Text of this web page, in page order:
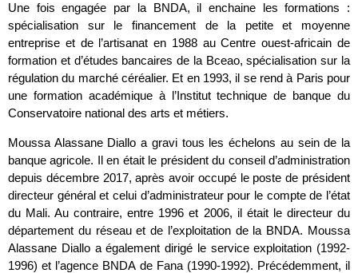
Une fois engagée par la BNDA, il enchaine les formations :
spécialisation sur le financement de la petite et moyenne
entreprise et de l’artisanat en 1988 au Centre ouest-africain de
formation et d’études bancaires de la Bceao, spécialisation sur la
régulation du marché céréalier. Et en 1993, il se rend à Paris pour
une formation académique à l’Institut technique de banque du
Conservatoire national des arts et métiers.
Moussa Alassane Diallo a gravi tous les échelons au sein de la
banque agricole. Il en était le président du conseil d’administration
depuis décembre 2017, après avoir occupé le poste de président
directeur général et celui d’administrateur pour le compte de l’état
du Mali. Au contraire, entre 1996 et 2006, il était le directeur du
département du réseau et de l’exploitation de la BNDA. Moussa
Alassane Diallo a également dirigé le service exploitation (1992-
1996) et l’agence BNDA de Fana (1990-1992). Précédemment, il